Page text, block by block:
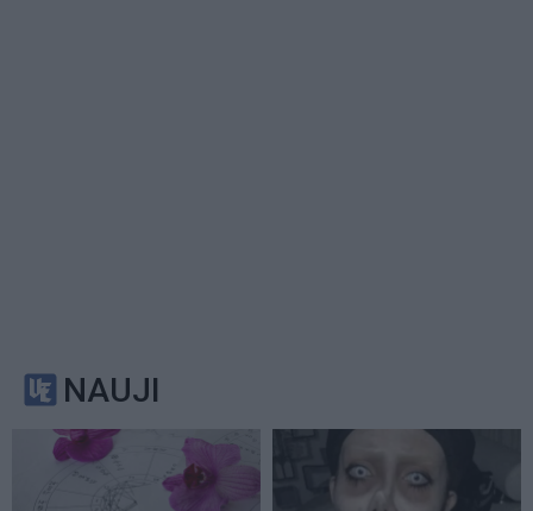
NAUJI